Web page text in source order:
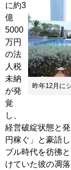
昨年12月に
に約3
億
5000
万円
の法
人税
未納
が発
覚
し、
経営破綻状態と
円稼ぐ」と豪語
ブル時代を彷彿
けていた彼の凋